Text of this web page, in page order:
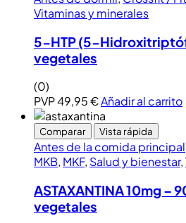
Vitaminas y minerales
5-HTP (5-
vegetales
(0)
PVP49,95€Añadir al carrito
Comparar Vista rápida
Antes de la comida principal
MKB, MKF, Salud y bienestar,
ASTAXANTINA 10mg –
vegetales